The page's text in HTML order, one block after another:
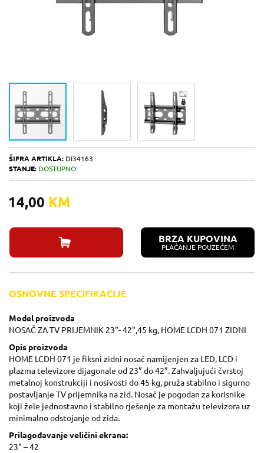
ŠIFRA ARTIKLA: DI34163
STANJE: DOSTUPNO
14,00 KM
BRZA KUPOVINA
PLAĆANJE POUZEĆEM
OSNOVNE SPECIFIKACIJE
Model proizvoda
NOSAČ ZA TV PRIJEMNIK 23"- 42",45 kg, HOME LCDH 071 ZIDNI
Opis proizvoda
HOME LCDH 071 je fiksni zidni nosač namijenjen za LED, LCD i
plazma televizore dijagonale od 23” do 42”. Zahvaljujući čvrstoj
metalnoj konstrukciji i nosivosti do 45 kg, pruža stabilno i sigurno
postavljanje TV prijemnika na zid. Nosač je pogodan za korisnike
koji žele jednostavno i stabilno rješenje za montažu televizora uz
minimalno odstojanje od zida.
Prilagođavanje veličini ekrana:
23" – 42